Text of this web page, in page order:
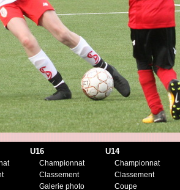
U16
Championnat
Classement
Galerie photo
U14
Championnat
Classement
Coupe